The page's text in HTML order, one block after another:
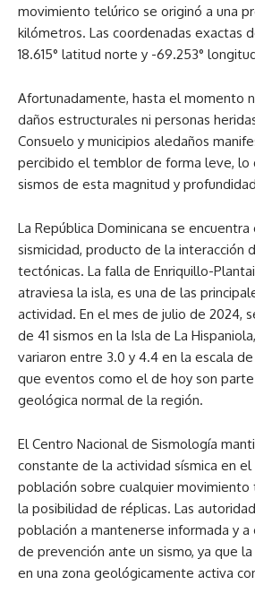
movimiento telúrico se originó a una
kilómetros. Las coordenadas exactas
18.615° latitud norte y -69.253°
Afortunadamente, hasta el momento
daños estructurales ni personas
Consuelo y municipios aledaños
percibido el temblor de forma leve, lo
sismos de esta magnitud y
La República Dominicana se
sismicidad, producto de la interacción
tectónicas. La falla de Enriquillo-
atraviesa la isla, es una de las
actividad. En el mes de julio de 2024,
de 41 sismos en la Isla de La
variaron entre 3.0 y 4.4 en la escala
que eventos como el de hoy son
geológica normal de la región.
El Centro Nacional de Sismología
constante de la actividad sísmica en
población sobre cualquier movimiento
la posibilidad de réplicas. Las
población a mantenerse informada y a
de prevención ante un sismo, ya que
en una zona geológicamente activa